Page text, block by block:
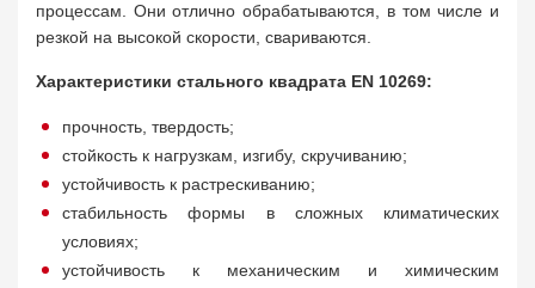
процессам. Они отлично обрабатываются, в том числе и
резкой на высокой скорости, свариваются.
Характеристики стального квадрата EN 10269:
прочность, твердость;
стойкость к нагрузкам, изгибу, скручиванию;
устойчивость к растрескиванию;
стабильность формы в сложных климатических
условиях;
устойчивость к механическим и химическим